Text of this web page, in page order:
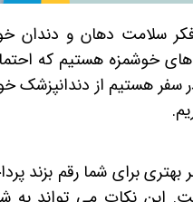
سلامت دهان و دندان
خوشمزه هستیم که
هستیم از دندانپزشک خود
ساده که می تواند سفر بهتری برای شما